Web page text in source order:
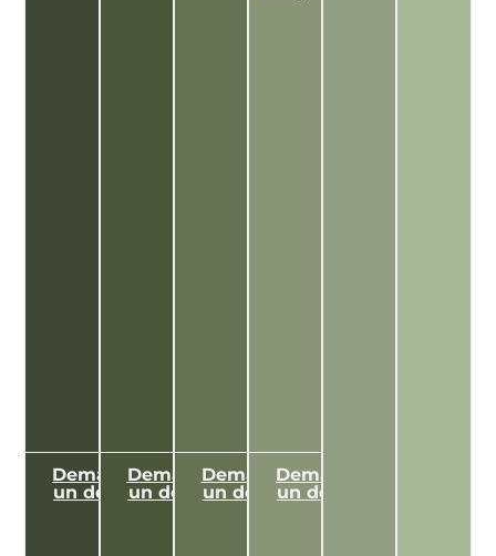
Demander
un devis >
Demander
un devis >
Demander
un devis >
Demander
un devis >